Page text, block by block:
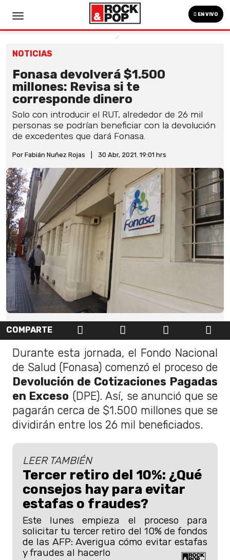
EN VIVO
NOTICIAS
Fonasa devolverá $1.500
millones: Revisa si te
corresponde dinero
Solo con introducir el RUT, alrededor de 26 mil
personas se podrían beneficiar con la devolución
de excedentes que dará Fonasa.
Por Fabián Nuñez Rojas 30 Abr, 2021. 19:01 hrs
COMPARTE
Durante esta jornada, el Fondo Nacional
de Salud (Fonasa) comenzó el proceso de
Devolución de Cotizaciones Pagadas
en Exceso (DPE). Así, se anunció que se
pagarán cerca de $1.500 millones que se
dividirán entre los 26 mil beneficiados.
LEER TAMBIÉN
Tercer retiro del 10%: ¿Qué
consejos hay para evitar
estafas o fraudes?
Este lunes empieza el proceso para
solicitar tu tercer retiro del 10% de fondos
de las AFP: Averigua cómo evitar estafas
y fraudes al hacerlo